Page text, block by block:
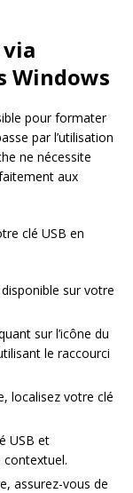
Windows
pour formater
par l’utilisation
ne nécessite
aux
clé USB en
sur votre
sur l’icône du
le raccourci
localisez votre clé
USB et
contextuel.
assurez-vous de